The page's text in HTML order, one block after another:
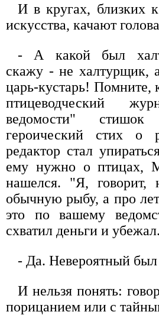
И в кругах, близких
искусства, качают
- А какой был
скажу - не халтурщик,
царь-кустарь! Помните,
птицеводческий
ведомости"
героический стих о
редактор стал
ему нужно о птицах,
нашелся. "Я, говорит,
обычную рыбу, а про
это по вашему
схватил деньги и убежал.
- Да. Невероятный был
И нельзя понять:
порицанием или с